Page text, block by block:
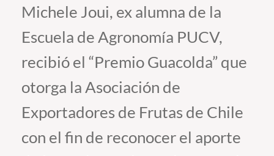
Admisión
Pregrado
Postgrado
Formación Continua
Estudiantes
Michele Joui, ex alumna de la
Escuela de Agronomía PUCV,
recibió el “Premio Guacolda” que
otorga la Asociación de
Exportadores de Frutas de Chile
con el fin de reconocer el aporte